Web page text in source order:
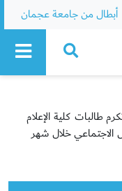
أبطال من جامعة عجمان
طالبات كلية الإعلام
خلال شهر